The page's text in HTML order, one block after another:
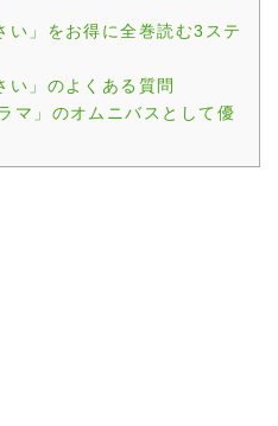
い」をお得に全巻読む3ステ
い」のよくある質問
マ」のオムニバスとして優